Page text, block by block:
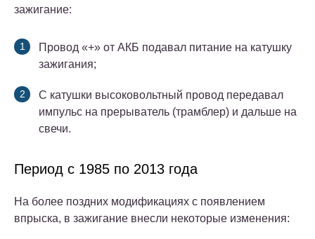
зажигание:
Провод «+» от АКБ подавал питание на катушку
зажигания;
С катушки высоковольтный провод передавал
импульс на прерыватель (трамблер) и дальше на
свечи.
Период с 1985 по 2013 года
На более поздних модификациях с появлением
впрыска, в зажигание внесли некоторые изменения: